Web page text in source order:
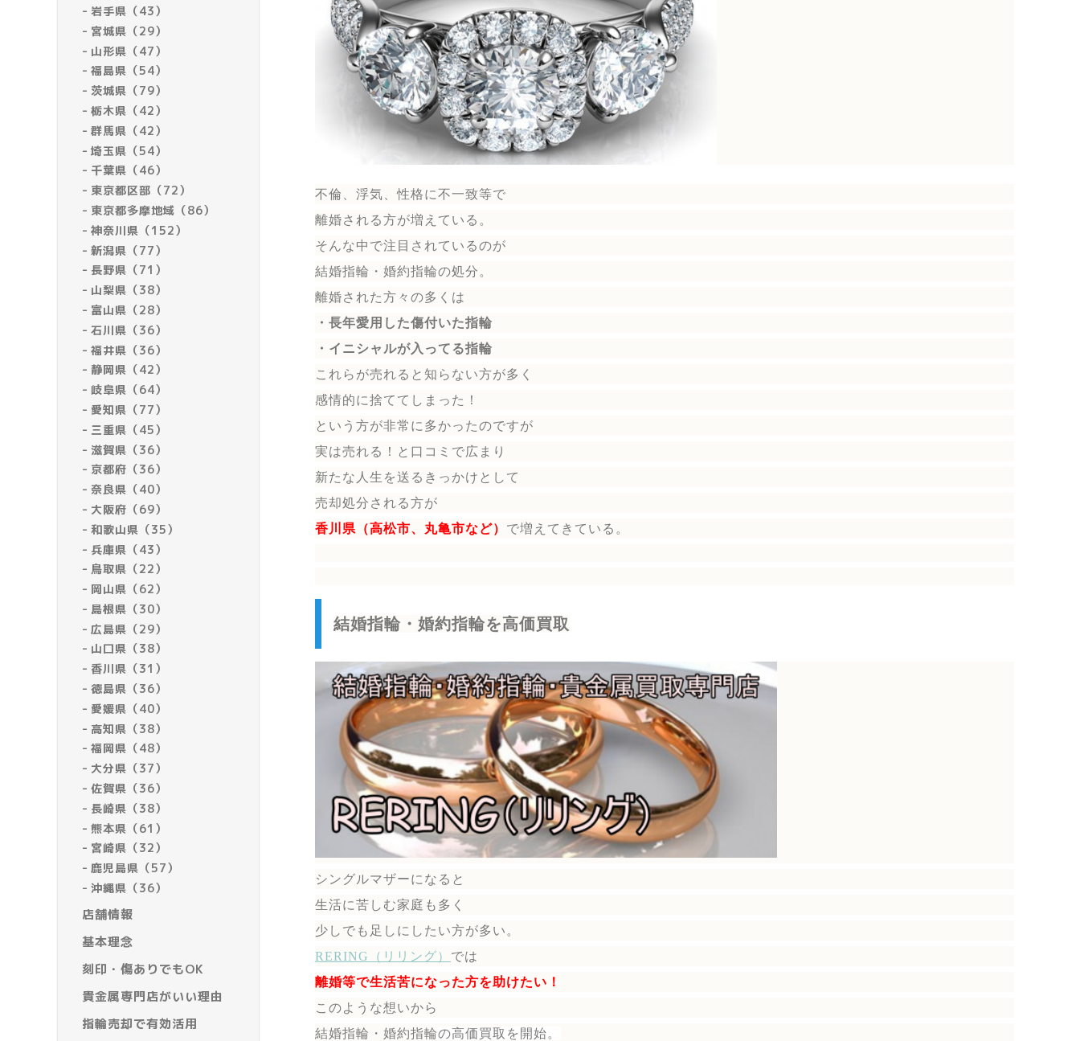
岩手県（43）
宮城県（29）
山形県（47）
福島県（54）
茨城県（79）
栃木県（42）
群馬県（42）
埼玉県（54）
千葉県（46）
東京都区部（72）
東京都多摩地域（86）
神奈川県（152）
新潟県（77）
長野県（71）
山梨県（38）
富山県（28）
石川県（36）
福井県（36）
静岡県（42）
岐阜県（64）
愛知県（77）
三重県（45）
滋賀県（36）
京都府（36）
奈良県（40）
大阪府（69）
和歌山県（35）
兵庫県（43）
鳥取県（22）
岡山県（62）
島根県（30）
広島県（29）
山口県（38）
香川県（31）
徳島県（36）
愛媛県（40）
高知県（38）
福岡県（48）
大分県（37）
佐賀県（36）
長崎県（38）
熊本県（61）
宮崎県（32）
鹿児島県（57）
沖縄県（36）
店舗情報
基本理念
刻印・傷ありでもOK
貴金属専門店がいい理由
指輪売却で有効活用
不倫、浮気、性格に不一致等で
離婚される方が増えている。
そんな中で注目されているのが
結婚指輪 ・婚約指輪の処分。
離婚された方々の多くは
・長年愛用した傷付いた指輪
・イニシャルが入ってる指輪
これらが売れると知らない方が多く
感情的に捨ててしまった！
という方が非常に多かったのですが
実は売れる！と口コミで広まり
新たな人生を送る きっかけとして
売却処分される方が
香川県（高松市、丸亀市など） で増えてきている。
結婚指輪・婚約指輪を高価買取
シングルマザーになると
生活に苦しむ家庭も多く
少しでも足しにしたい方が多い。
RERING（リリング） では
離婚等で生活苦になった方を助けたい！
このような想いから
結婚指輪・婚約指輪の高価買取を開始。